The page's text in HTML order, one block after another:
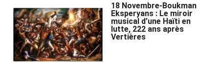
18 Novembre-Boukman
Eksperyans : Le miroir
musical d’une Haïti en
lutte, 222 ans après
Vertières